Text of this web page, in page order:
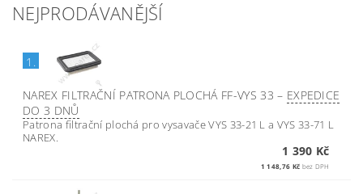
NEJPRODÁVANĚJŠÍ
1.
NAREX FILTRAČNÍ PATRONA PLOCHÁ FF-VYS 33– EXPEDICE
DO 3 DNŮ
Patrona filtrační plochá pro vysavače VYS 33-21 L a VYS 33-71 L
NAREX.
1 390 Kč
1 148,76 Kč bez DPH